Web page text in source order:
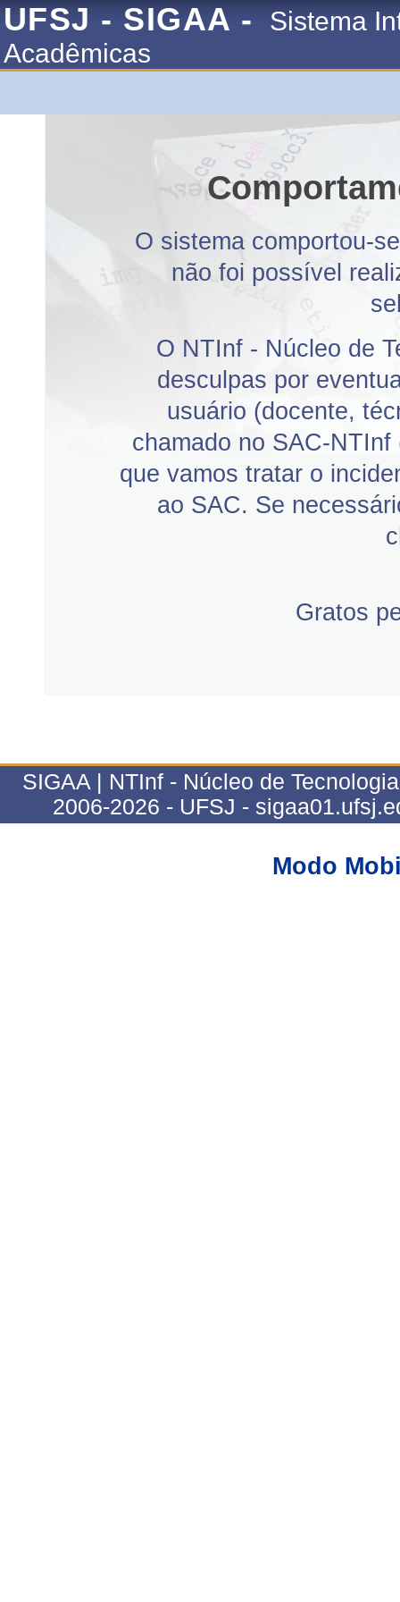
UFSJ - SIGAA -
Sistema
Acadêmicas
O sistema comportou-
não foi possível
O NTInf - Núcleo de
desculpas por
usuário (docente,
chamado no SAC-NTInf
que vamos tratar o
ao SAC. Se
Gratos
SIGAA | NTInf - Núcleo de
2006-2026 - UFSJ -
Modo